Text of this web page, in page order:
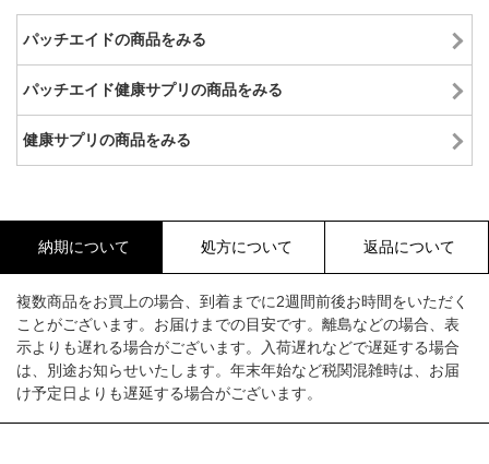
パッチエイドの商品をみる
パッチエイド健康サプリの商品をみる
健康サプリの商品をみる
納期について 処方について 返品について
複数商品をお買上の場合、到着までに2週間前後お時間をいただく
ことがございます。お届けまでの目安です。離島などの場合、表
示よりも遅れる場合がございます。入荷遅れなどで遅延する場合
は、別途お知らせいたします。年末年始など税関混雑時は、お届
け予定日よりも遅延する場合がございます。